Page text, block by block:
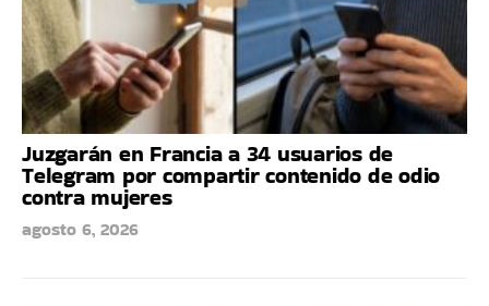
Juzgarán en Francia a 34 usuarios de
Telegram por compartir contenido de odio
contra mujeres
agosto 6, 2026